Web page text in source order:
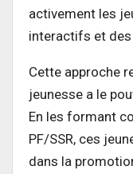
activement les
interactifs et
Cette approche
jeunesse a le
En les formant
PF/SSR, ces
dans la